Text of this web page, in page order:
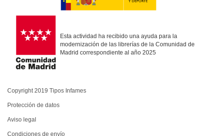
Esta actividad ha recibido una ayuda para la
modernización de las librerías de la Comunidad de
Madrid correspondiente al año 2025
Copyright 2019 Tipos Infames
Protección de datos
Aviso legal
Condiciones de envío